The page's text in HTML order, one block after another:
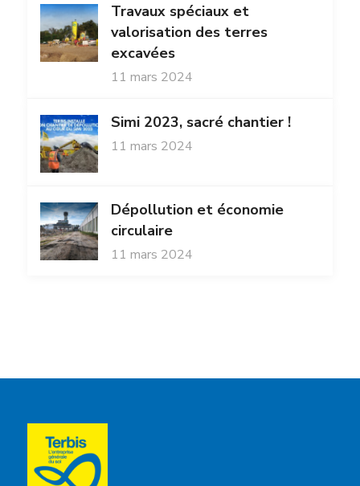
Travaux spéciaux et
valorisation des terres
excavées
11 mars 2024
Simi 2023, sacré chantier !
11 mars 2024
Dépollution et économie
circulaire
11 mars 2024